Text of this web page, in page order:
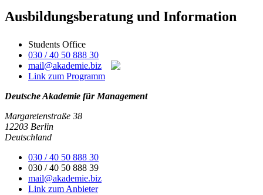
Ausbildungsberatung und Information
Students Office
030 / 40 50 888 30
mail@akademie.biz
Link zum Programm
Deutsche Akademie für Management
Margaretenstraße 38
12203 Berlin
Deutschland
030 / 40 50 888 30
030 / 40 50 888 39
mail@akademie.biz
Link zum Anbieter